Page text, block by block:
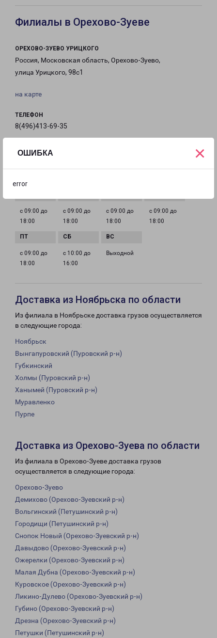
ОШИБКА
error
×
Филиалы в Орехово-Зуеве
ОРЕХОВО-ЗУЕВО УРИЦКОГО
Россия, Московская область, Орехово-Зуево,
улица Урицкого, 98с1
на карте
ТЕЛЕФОН
8(496)413-69-35
oz-fr@pecom.ru
с 09:00 до
18:00
с 09:00 до
18:00
с 09:00 до
18:00
с 09:00 до
18:00
с 09:00 до
18:00
с 10:00 до
16:00
Выходной
Доставка из Ноябрьска по области
Из филиала в Ноябрьске доставка грузов осуществляется
в следующие города:
Ноябрьск
Вынгапуровский (Пуровский р-н)
Губкинский
Холмы (Пуровский р-н)
Ханымей (Пуровский р-н)
Муравленко
Пурпе
Доставка из Орехово-Зуева по области
Из филиала в Орехово-Зуеве доставка грузов
осуществляется в следующие города:
Орехово-Зуево
Демихово (Орехово-Зуевский р-н)
Вольгинский (Петушинский р-н)
Городищи (Петушинский р-н)
Снопок Новый (Орехово-Зуевский р-н)
Давыдово (Орехово-Зуевский р-н)
Ожерелки (Орехово-Зуевский р-н)
Малая Дубна (Орехово-Зуевский р-н)
Куровское (Орехово-Зуевский р-н)
Ликино-Дулево (Орехово-Зуевский р-н)
Губино (Орехово-Зуевский р-н)
Дрезна (Орехово-Зуевский р-н)
Петушки (Петушинский р-н)